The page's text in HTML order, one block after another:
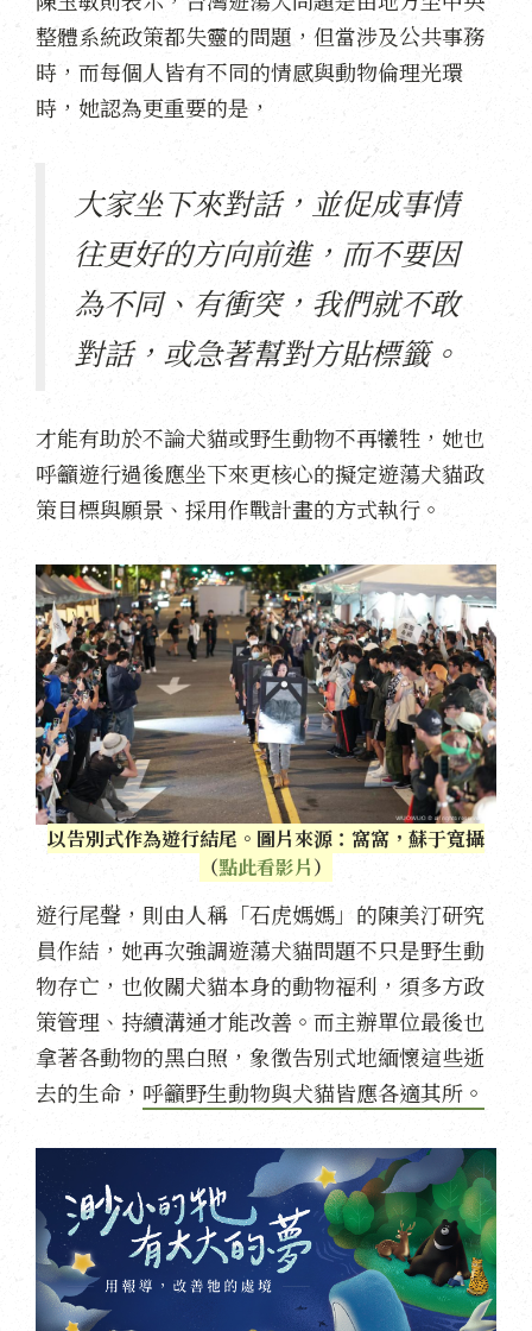
整體系統政策都失靈的問題，但當涉及公共事務
時，而每個人皆有不同的情感與動物倫理光環
時，她認為更重要的是，
大家坐下來對話，並促成事情
往更好的方向前進，而不要因
為不同、有衝突，我們就不敢
對話，或急著幫對方貼標籤。
才能有助於不論犬貓或野生動物不再犧牲，她也
呼籲遊行過後應坐下來更核心的擬定遊蕩犬貓政
策目標與願景、採用作戰計畫的方式執行。
以告別式作為遊行結尾。圖片來源：窩窩，蘇于寬攝
（點此看影片）
遊行尾聲，則由人稱「石虎媽媽」的陳美汀研究
員作結，她再次強調遊蕩犬貓問題不只是野生動
物存亡，也攸關犬貓本身的動物福利，須多方政
策管理、持續溝通才能改善。而主辦單位最後也
拿著各動物的黑白照，象徵告別式地緬懷這些逝
去的生命， 呼籲野生動物與犬貓皆應各適其所。